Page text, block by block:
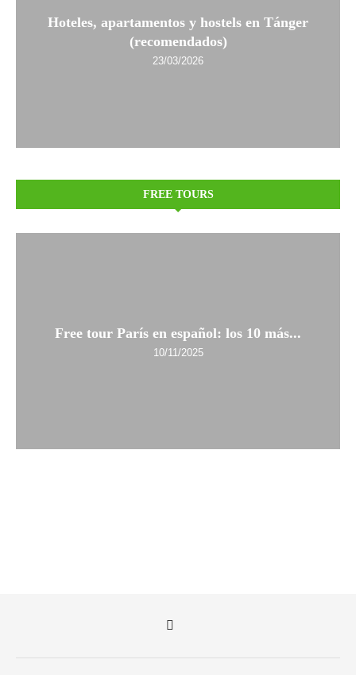
Hoteles, apartamentos y hostels en Tánger
(recomendados)
23/03/2026
FREE TOURS
Free tour París en español: los 10 más...
10/11/2025